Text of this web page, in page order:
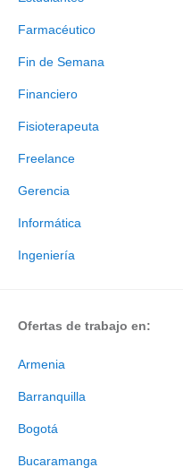
Farmacéutico
Fin de Semana
Financiero
Fisioterapeuta
Freelance
Gerencia
Informática
Ingeniería
Ofertas de trabajo en:
Armenia
Barranquilla
Bogotá
Bucaramanga